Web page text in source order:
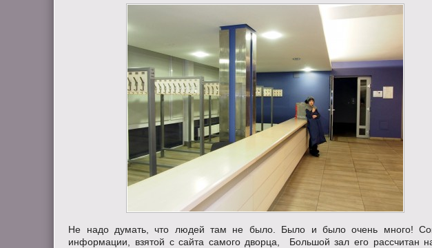
Не надо думать, что людей там не было. Было и было очень много!
информации, взятой с сайта самого дворца, Большой зал его рассчитан